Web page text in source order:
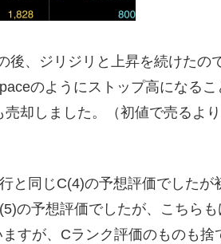
、ジリジリと上昇を続けたの
のようにストップ高になるこ
却しました。（初値で売るよ
と同じC(4)の予想評価でしたが
の予想評価でしたが、こちら
すが、Cランク評価のものも捨